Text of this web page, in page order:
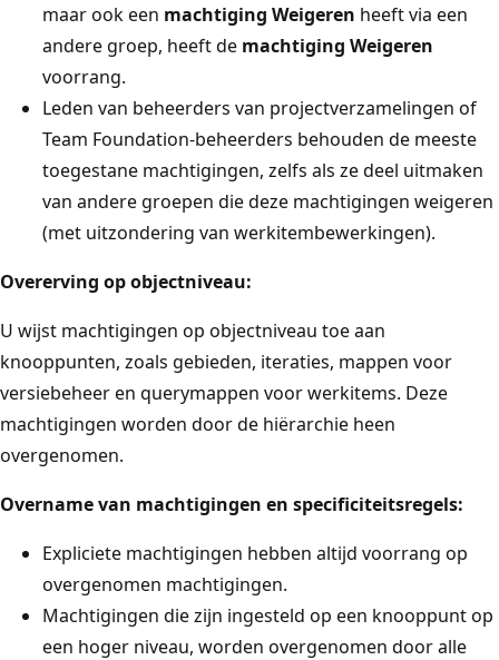
maar ook een machtiging Weigeren heeft via een
andere groep, heeft de machtiging Weigeren
voorrang.
Leden van beheerders van projectverzamelingen of
Team Foundation-beheerders behouden de meeste
toegestane machtigingen, zelfs als ze deel uitmaken
van andere groepen die deze machtigingen weigeren
(met uitzondering van werkitembewerkingen).
Overerving op objectniveau:
U wijst machtigingen op objectniveau toe aan
knooppunten, zoals gebieden, iteraties, mappen voor
versiebeheer en querymappen voor werkitems. Deze
machtigingen worden door de hiërarchie heen
overgenomen.
Overname van machtigingen en specificiteitsregels:
Expliciete machtigingen hebben altijd voorrang op
overgenomen machtigingen.
Machtigingen die zijn ingesteld op een knooppunt op
een hoger niveau, worden overgenomen door alle